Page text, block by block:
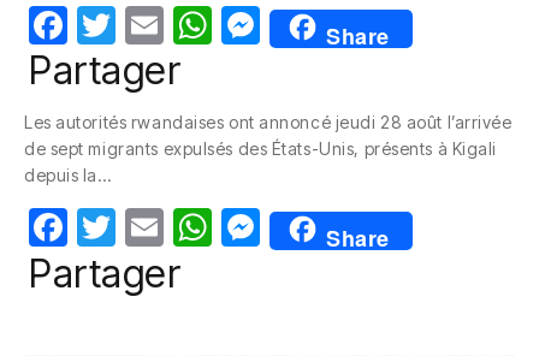
F
a
e
b
o
o
k
T
w
itt
er
E
m
W
s
p
p
M
e
e
g
er
Share
Partager
Les autorités rwandaises ont annoncé jeudi 28 août l’arrivée
de sept migrants expulsés des États-Unis, présents à Kigali
depuis la…
F
a
T
w
itt
E
m
W M
e
Share
Partager